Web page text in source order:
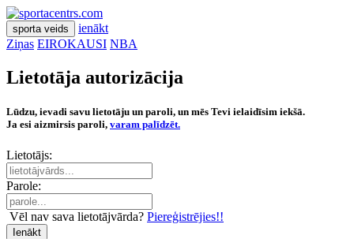
sporta veids
ienākt
Ziņas EIROKAUSI NBA
Lietotāja autorizācija
Lūdzu, ievadi savu lietotāju un paroli, un mēs Tevi ielaidīsim iekšā.
Ja esi aizmirsis paroli, varam palīdzēt.
Lietotājs:
Parole:
Vēl nav sava lietotājvārda? Piereģistrējies!!
Ienākt